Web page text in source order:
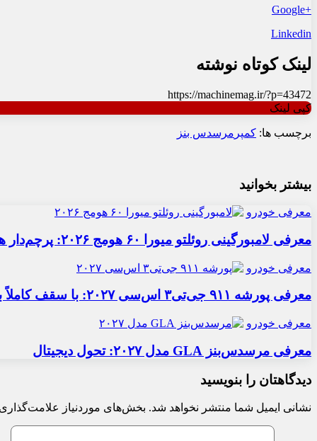
+Google
Linkedin
لینک کوتاه نوشته
https://machinemag.ir/?p=43472
کپی لینک
برچسب ها: کمپر مرسدس بنز
بیشتر بخوانید
معرفی خودرو
معرفی لامبورگینی روئلتو میورا ۶۰ هومج ۲۰۲۶: پرچم‌دار هیبریدی
معرفی خودرو
معرفی پورشه ۹۱۱ جی‌تی۳ اس‌سی ۲۰۲۷: با سقف کاملاً برقی
معرفی خودرو
معرفی مرسدس‌بنز GLA مدل ۲۰۲۷: تحول دیجیتال
دیدگاهتان را بنویسید
نشانی ایمیل شما منتشر نخواهد شد. بخش‌های موردنیاز